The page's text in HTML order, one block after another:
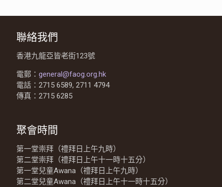
聯絡我們
香港九龍亞皆老街123號
電郵： general@faog.org.hk
電話：2715 6589, 2711 4794
傳真：2715 6285
聚會時間
第一堂崇拜（禮拜日上午九時）
第二堂崇拜（禮拜日上午十一時十五分）
第一堂兒童Awana（禮拜日上午九時）
第二堂兒童Awana（禮拜日上午十一時十五分）